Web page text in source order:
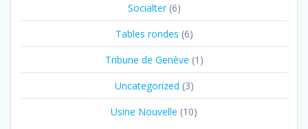
Socialter(6)
Tables rondes (6)
Tribune de Genève (1)
Uncategorized (3)
Usine Nouvelle (10)